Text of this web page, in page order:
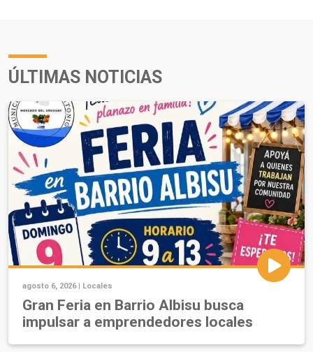
ÚLTIMAS NOTICIAS
agosto 6, 2026 | Locales
Gran Feria en Barrio Albisu busca
impulsar a emprendedores locales